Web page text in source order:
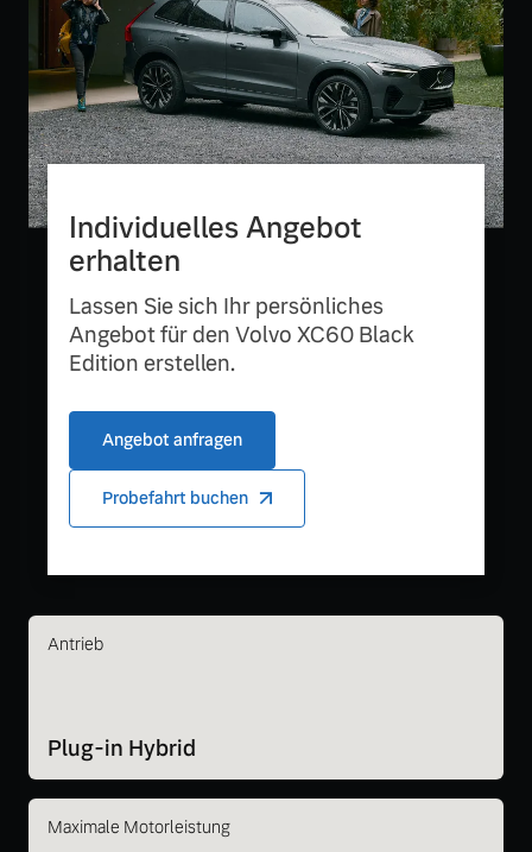
Individuelles Angebot
erhalten
Lassen Sie sich Ihr persönliches
Angebot für den Volvo XC60 Black
Edition erstellen.
Angebot anfragen
Probefahrt buchen
Antrieb
Plug-in Hybrid
Maximale Motorleistung